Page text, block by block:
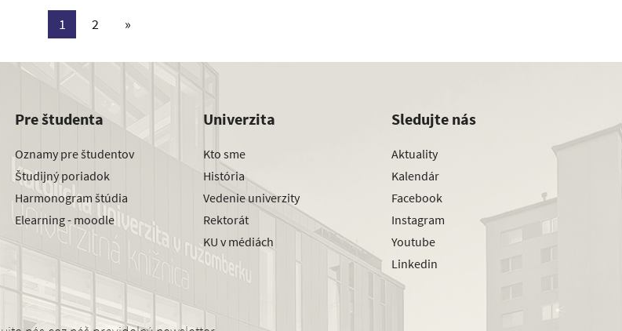
»
1 2
Pre študenta
Oznamy pre študentov
Študijný poriadok
Harmonogram štúdia
Elearning - moodle
Univerzita
Kto sme
História
Vedenie univerzity
Rektorát
KU v médiách
Sledujte nás
Aktuality
Kalendár
Facebook
Instagram
Youtube
Linkedin